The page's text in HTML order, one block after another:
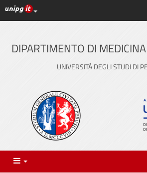
Vai
al
principale
Link ai principali servizi web di
DIPARTIMENTO DI
UNIVERSITÀ DEGLI STUDI DI
Menu